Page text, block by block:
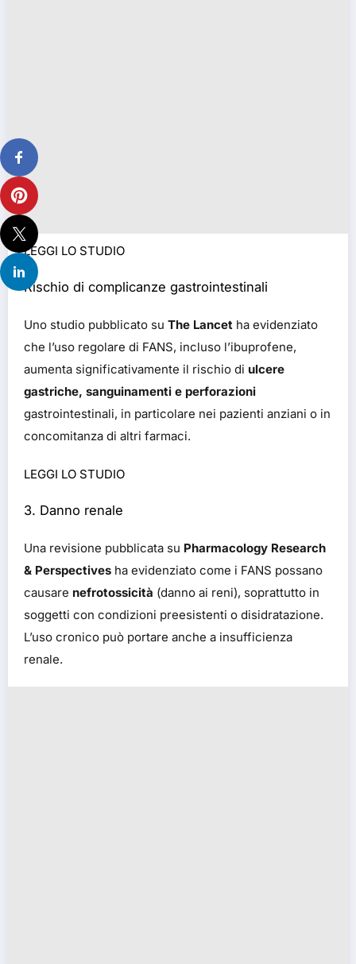
LEGGI LO STUDIO
Rischio di complicanze gastrointestinali
Uno studio pubblicato su The Lancet ha evidenziato
che l’uso regolare di FANS, incluso l’ibuprofene,
aumenta significativamente il rischio di ulcere
gastriche, sanguinamenti e perforazioni
gastrointestinali, in particolare nei pazienti anziani o in
concomitanza di altri farmaci.
LEGGI LO STUDIO
3. Danno renale
Una revisione pubblicata su Pharmacology Research
& Perspectives ha evidenziato come i FANS possano
causare nefrotossicità (danno ai reni), soprattutto in
soggetti con condizioni preesistenti o disidratazione.
L’uso cronico può portare anche a insufficienza
renale.